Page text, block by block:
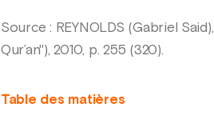
Source : REYNOLDS (Gabriel Said),
Qur’an"), 2010, p. 255 (320).
Table des matières